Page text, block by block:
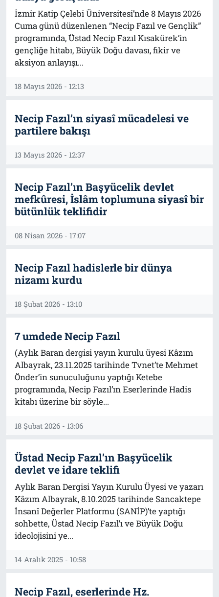
İzmir Katip Çelebi Üniversitesi’nde 8 Mayıs 2026
Cuma günü düzenlenen “Necip Fazıl ve Gençlik”
programında, Üstad Necip Fazıl Kısakürek’in
gençliğe hitabı, Büyük Doğu davası, fikir ve
aksiyon anlayışı...
18 Mayıs 2026 - 12:13
Necip Fazıl’ın siyasî mücadelesi ve
partilere bakışı
13 Mayıs 2026 - 12:37
Necip Fazıl’ın Başyücelik devlet
mefkûresi, İslâm toplumuna siyasî bir
bütünlük teklifidir
08 Nisan 2026 - 17:07
Necip Fazıl hadislerle bir dünya
nizamı kurdu
18 Şubat 2026 - 13:10
7 umdede Necip Fazıl
(Aylık Baran dergisi yayın kurulu üyesi Kâzım
Albayrak, 23.11.2025 tarihinde Tvnet’te Mehmet
Önder’in sunuculuğunu yaptığı Ketebe
programında, Necip Fazıl’ın Eserlerinde Hadis
kitabı üzerine bir söyle...
18 Şubat 2026 - 13:06
Üstad Necip Fazıl’ın Başyücelik
devlet ve idare teklifi
Aylık Baran Dergisi Yayın Kurulu Üyesi ve yazarı
Kâzım Albayrak, 8.10.2025 tarihinde Sancaktepe
İnsanî Değerler Platformu (SANİP)’te yaptığı
sohbette, Üstad Necip Fazıl’ı ve Büyük Doğu
ideolojisini ye...
14 Aralık 2025 - 10:58
Necip Fazıl, eserlerinde Hz.